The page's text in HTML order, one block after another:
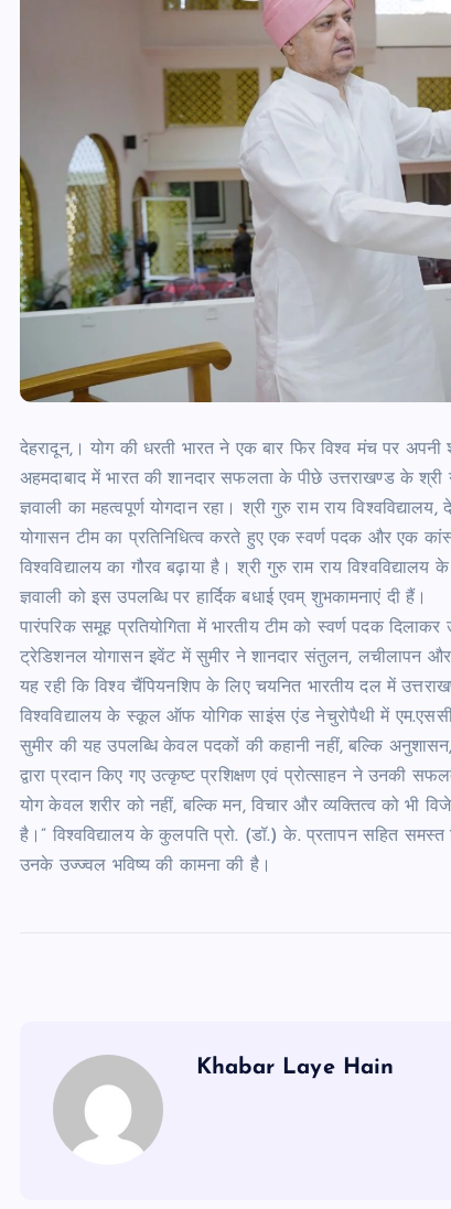
देहरादून,। योग की धरती भारत ने एक बार फिर विश्व मंच पर
अहमदाबाद में भारत की शानदार सफलता के पीछे उत्तराखण्ड के श्री
ज्ञवाली का महत्वपूर्ण योगदान रहा। श्री गुरु राम राय
योगासन टीम का प्रतिनिधित्व करते हुए एक स्वर्ण पदक और एक
विश्वविद्यालय का गौरव बढ़ाया है। श्री गुरु राम राय
ज्ञवाली को इस उपलब्धि पर हार्दिक बधाई एवम् शुभकामनाएं दी हैं।
पारंपरिक समूह प्रतियोगिता में भारतीय टीम को स्वर्ण पदक
ट्रेडिशनल योगासन इवेंट में सुमीर ने शानदार संतुलन, लचीलापन
यह रही कि विश्व चैंपियनशिप के लिए चयनित भारतीय दल में
विश्वविद्यालय के स्कूल ऑफ योगिक साइंस एंड नेचुरोपैथी में
सुमीर की यह उपलब्धि केवल पदकों की कहानी नहीं, बल्कि
द्वारा प्रदान किए गए उत्कृष्ट प्रशिक्षण एवं प्रोत्साहन ने उनकी
योग केवल शरीर को नहीं, बल्कि मन, विचार और व्यक्तित्व को भी
है।” विश्वविद्यालय के कुलपति प्रो. (डॉ.) के. प्रतापन सहित समस्त
उनके उज्ज्वल भविष्य की कामना की है।
Khabar Laye Hain